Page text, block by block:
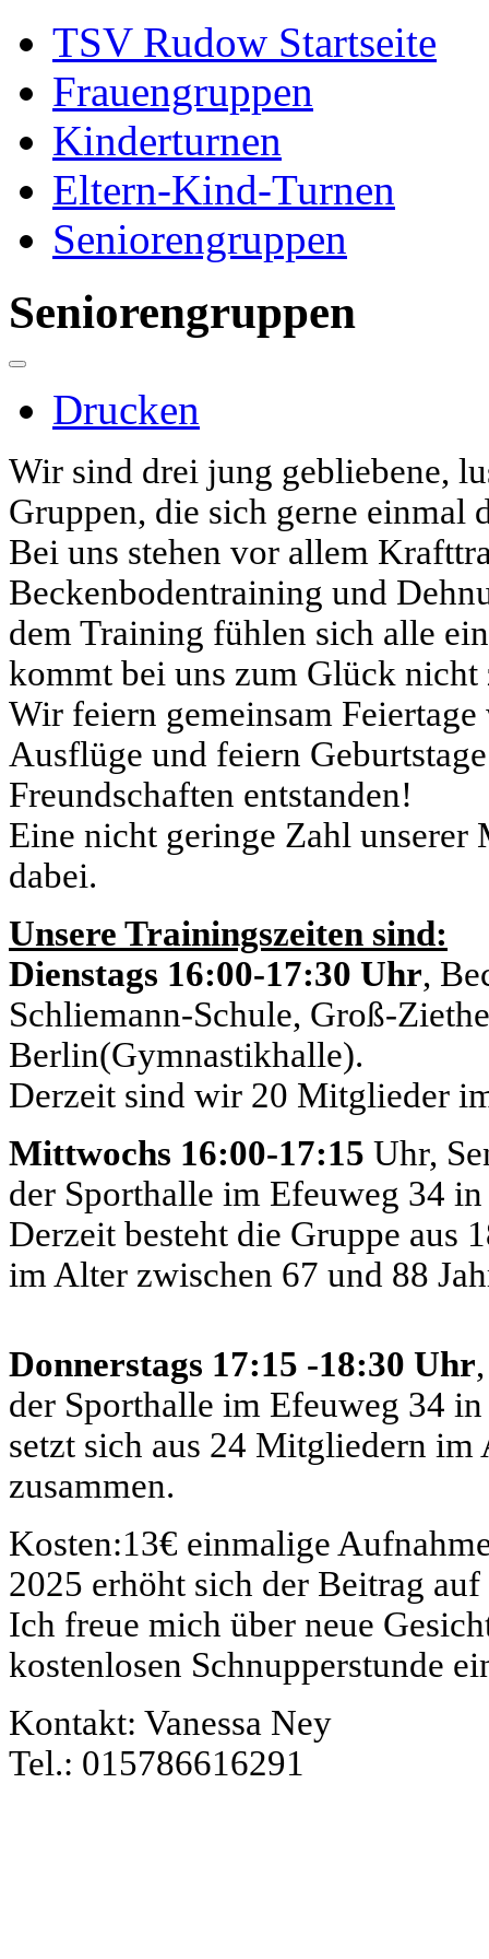
TSV Rudow Startseite
Frauengruppen
Kinderturnen
Eltern-Kind-Turnen
Seniorengruppen
Seniorengruppen
Drucken
Wir sind drei jung gebliebene,
Gruppen, die sich gerne einmal
Bei uns stehen vor allem
Beckenbodentraining und
dem Training fühlen sich alle
kommt bei uns zum Glück
Wir feiern gemeinsam
Ausflüge und feiern
Freundschaften entstanden!
Eine nicht geringe Zahl unserer
dabei.
Unsere Trainingszeiten sind:
Dienstags 16:00-17:30 Uhr,
Schliemann-Schule, Groß-
Berlin(Gymnastikhalle).
Derzeit sind wir 20 Mitglieder
Mittwochs 16:00-17:15 Uhr,
der Sporthalle im Efeuweg 34
Derzeit besteht die Gruppe aus
im Alter zwischen 67 und 88
Donnerstags 17:15 -18:30 Uhr
der Sporthalle im Efeuweg 34
setzt sich aus 24 Mitgliedern
zusammen.
Kosten:13€ einmalige
2025 erhöht sich der Beitrag auf
Ich freue mich über neue
kostenlosen Schnupperstunde
Kontakt: Vanessa Ney
Tel.: 015786616291